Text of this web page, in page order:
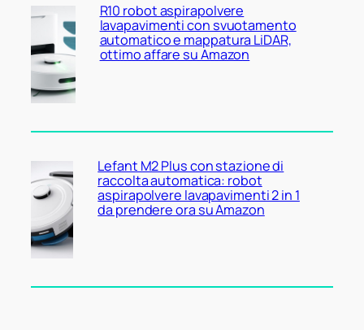
R10 robot aspirapolvere
lavapavimenti con svuotamento
automatico e mappatura LiDAR,
ottimo affare su Amazon
Lefant M2 Plus con stazione di
raccolta automatica: robot
aspirapolvere lavapavimenti 2 in 1
da prendere ora su Amazon